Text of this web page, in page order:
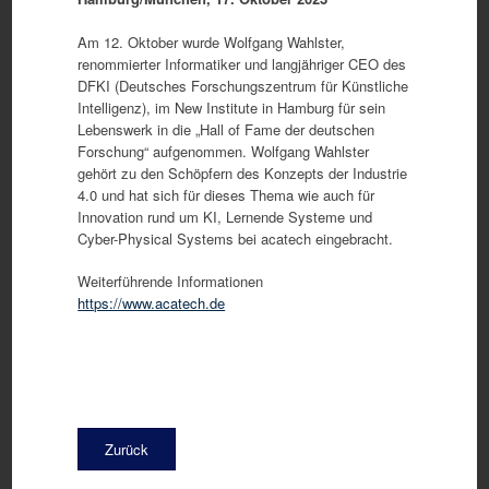
Am 12. Oktober wurde Wolfgang Wahlster,
renommierter Informatiker und langjähriger CEO des
DFKI (Deutsches Forschungszentrum für Künstliche
Intelligenz), im New Institute in Hamburg für sein
Lebenswerk in die „Hall of Fame der deutschen
Forschung“ aufgenommen. Wolfgang Wahlster
gehört zu den Schöpfern des Konzepts der Industrie
4.0 und hat sich für dieses Thema wie auch für
Innovation rund um KI, Lernende Systeme und
Cyber-Physical Systems bei acatech eingebracht.
Weiterführende Informationen
https://www.acatech.de
Zurück